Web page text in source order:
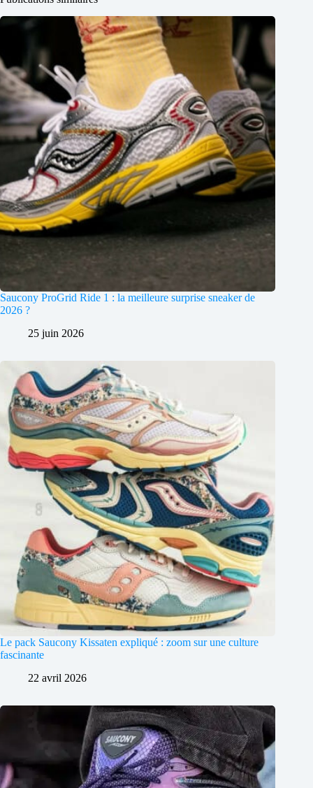
Saucony ProGrid Ride 1 : la meilleure surprise sneaker de
2026 ?
25 juin 2026
Le pack Saucony Kissaten expliqué : zoom sur une culture
fascinante
22 avril 2026